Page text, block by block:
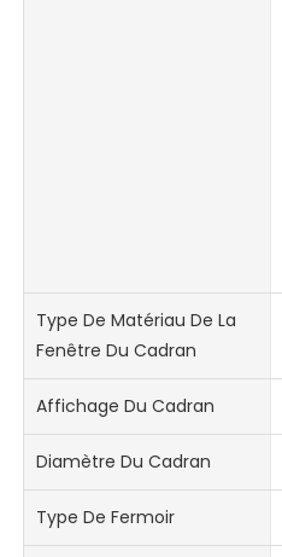
Type De Matériau De La
Fenêtre Du Cadran
Affichage Du Cadran
Diamètre Du Cadran
Type De Fermoir